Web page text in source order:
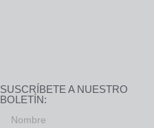
SUSCRÍBETE A NUESTRO
BOLETÍN: